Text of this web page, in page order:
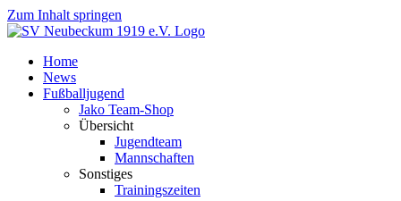
Zum Inhalt springen
Home
News
Fußballjugend
Jako Team-Shop
Übersicht
Jugendteam
Mannschaften
Sonstiges
Trainingszeiten